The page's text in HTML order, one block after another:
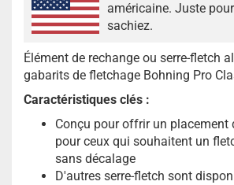
américaine. Juste
sachiez.
Élément de rechange ou serre-fletch
gabarits de fletchage Bohning Pro
Caractéristiques clés :
Conçu pour offrir un placement
pour ceux qui souhaitent un
sans décalage
D'autres serre-fletch sont